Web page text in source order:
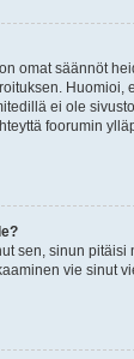
omat säännöt
Huomioi,
ei ole
foorumin
sen, sinun pitäisi
vie sinut